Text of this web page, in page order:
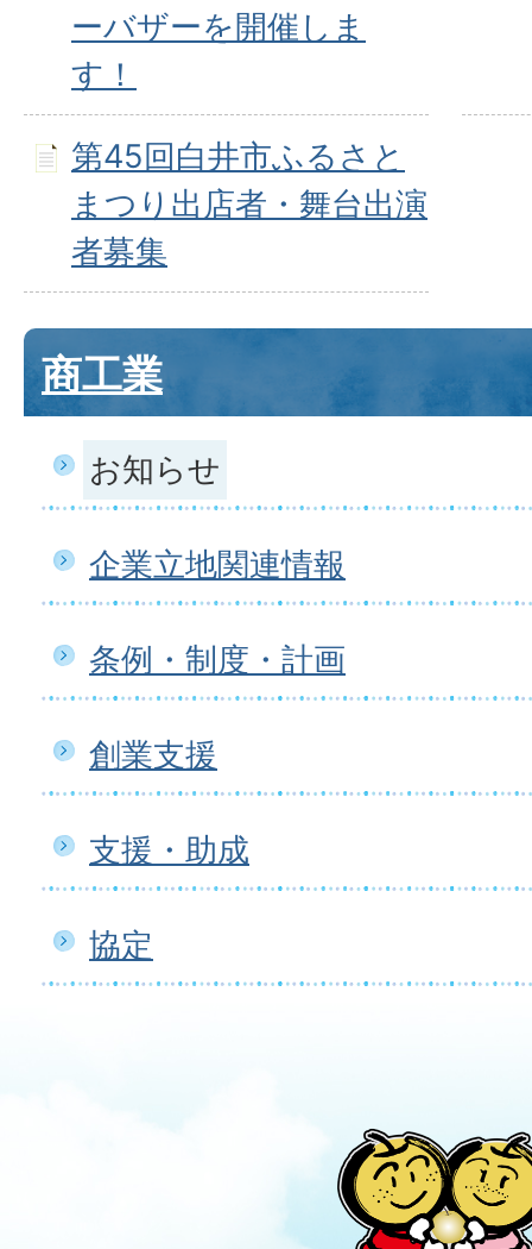
ーバザーを開催しま
す！
第45回白井市ふるさと
まつり出店者・舞台出演
者募集
商工業
お知らせ
企業立地関連情報
条例・制度・計画
創業支援
支援・助成
協定